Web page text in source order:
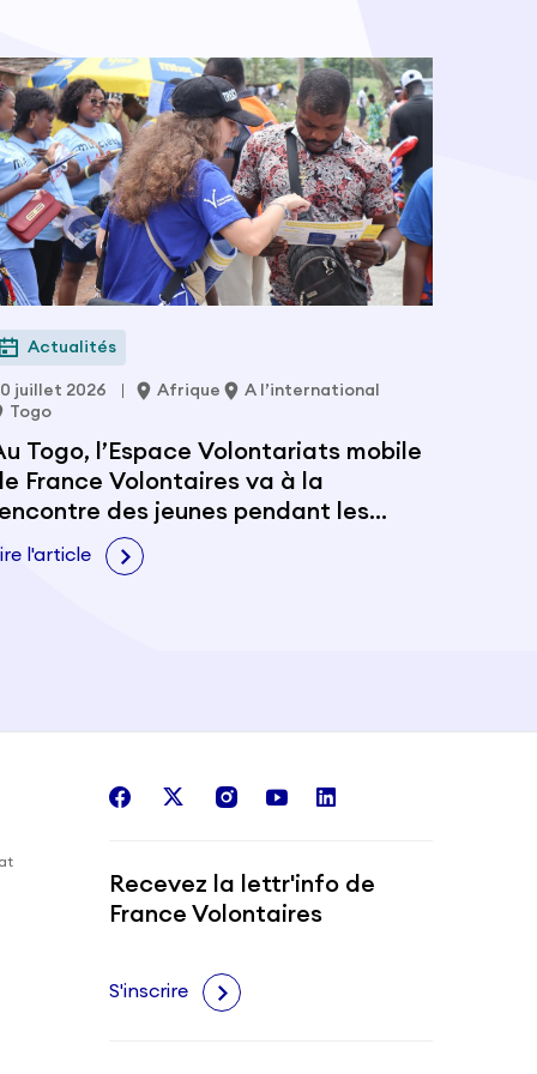
Actualités
juillet 2026 Afrique
A l’international
Togo
Togo, l’Espace Volontariats mobile
France Volontaires va à la
des jeunes pendant les
l'article
facebook
twitterinstagram
youtubelinkedin
Recevez la lettr'info de
France Volontaires
S'inscrire